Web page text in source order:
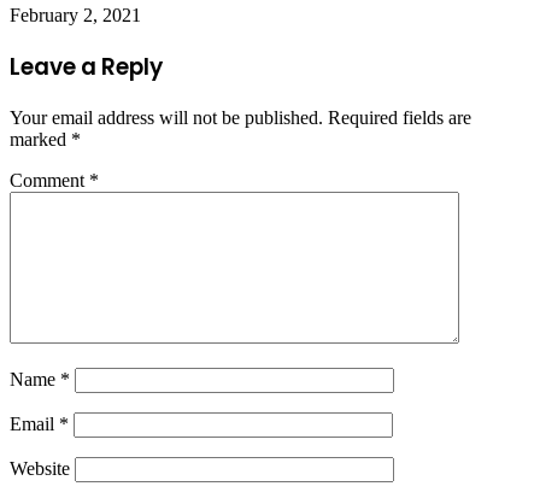
February 2, 2021
Leave a Reply
Your email address will not be published. Required fields are
marked *
Comment *
Name *
Email *
Website